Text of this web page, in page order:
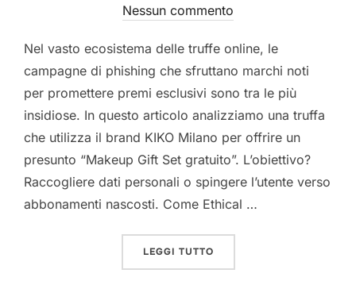
il
Nessun commento
Nel vasto ecosistema delle truffe online, le
campagne di phishing che sfruttano marchi noti
per promettere premi esclusivi sono tra le più
insidiose. In questo articolo analizziamo una truffa
che utilizza il brand KIKO Milano per offrire un
presunto “Makeup Gift Set gratuito”. L’obiettivo?
Raccogliere dati personali o spingere l’utente verso
abbonamenti nascosti. Come Ethical …
LEGGI TUTTO“TRUFFA DEL FINTO KIKO